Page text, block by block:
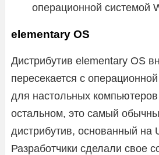
операционной системой
elementary OS
Дистрибутив elementary OS
пересекается с
для настольных
остальном, это самый
дистрибутив, основанный на
Разработчики сделали свое